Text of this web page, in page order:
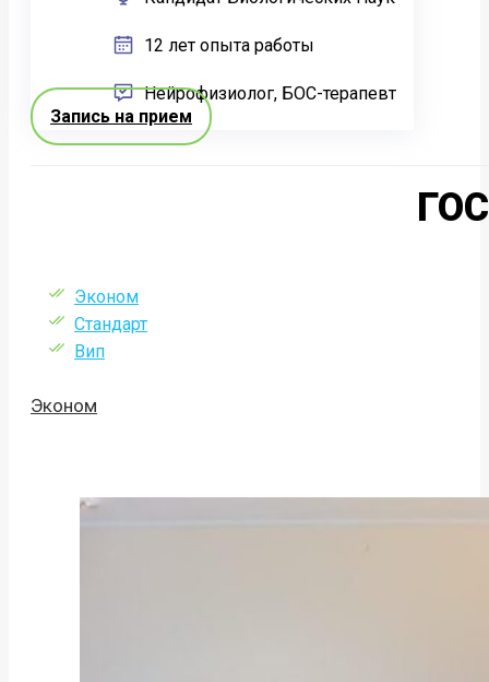
12 лет опыта работы
Нейрофизиолог, БОС-терапевт
Запись на прием
Эконом
Стандарт
Вип
Эконом